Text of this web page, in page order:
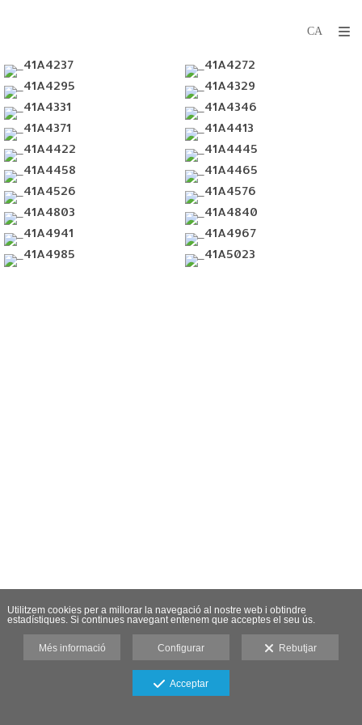
Utilitzem cookies per a millorar la navegació al nostre web i obtindre
estadístiques. Si continues navegant entenem que acceptes el seu ús.
Més informació Configurar Rebutjar
Acceptar